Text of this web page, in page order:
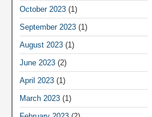
October 2023(1)
September 2023(1)
August 2023(1)
June 2023(2)
April 2023(1)
March 2023(1)